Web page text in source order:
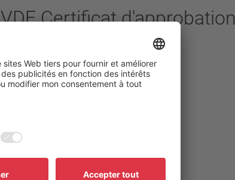
VDE Certificat d'approbation
01-02-K1_40022282_60730-2-9.pdf
01-K1_40009681_60730-2-3.pdf
05_40006687_60730-2-3.pdf
06-08_40023237_60730-2-9.pdf